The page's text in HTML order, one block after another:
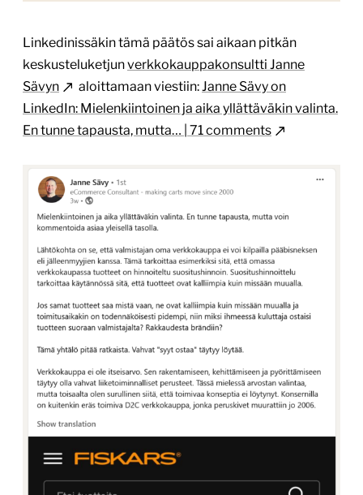
Linkedinissäkin tämä päätös sai aikaan pitkän
keskusteluketjunverkkokauppakonsultti Janne
Sävyn
aloittamaan viestiin:Janne Sävy on
LinkedIn: Mielenkiintoinen ja aika yllättäväkin valinta.
En tunne tapausta, mutta… | 71 comments